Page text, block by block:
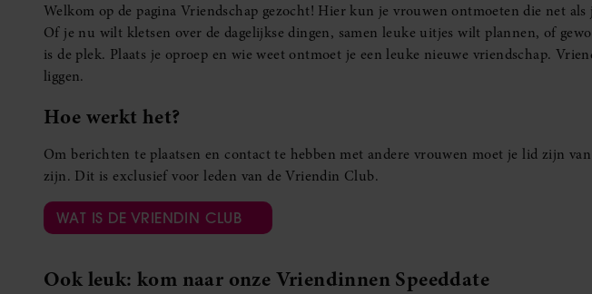
Welkom op de pagina Vriendschap gezocht! Hier kun je vrouwen ontmoeten die net
Of je nu wilt kletsen over de dagelijkse dingen, samen leuke uitjes wilt plannen, of
is de plek. Plaats je oproep en wie weet ontmoet je een leuke nieuwe vriendschap.
liggen.
Hoe werkt het?
Om berichten te plaatsen en contact te hebben met andere vrouwen moet je lid zijn
zijn. Dit is exclusief voor leden van de Vriendin Club.
WAT IS DE VRIENDIN CLUB
Ook leuk: kom naar onze Vriendinnen Speeddate